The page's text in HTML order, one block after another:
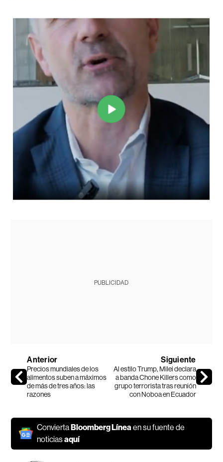
PUBLICIDAD
Anterior
Precios mundiales de los
alimentos suben a máximos
de más de tres años: las
razones
Siguiente
Al estilo Trump, Milei declara
a banda Chone Killers como
grupo terrorista tras reunión
con Noboa en Ecuador
ConviertaBloomberg Línea en su fuente de
noticiasaquí